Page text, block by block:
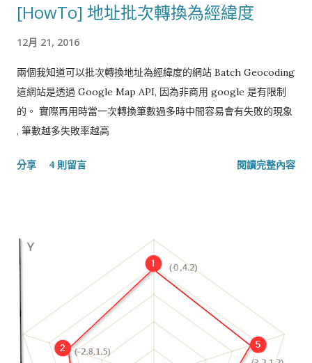
[HowTo] 地址批次轉換為經緯度
12月 21, 2016
兩個我知道可以批次轉換地址為經緯度的網站 Batch Geocoding
這網站是透過 Google Map API, 因為非商用 google 是有限制
的。 實際再用時當一次轉換筆數過多時中間容易會有失敗的現象
, 筆數越多失敗率越高
分享 4 則留言 閱讀完整內容